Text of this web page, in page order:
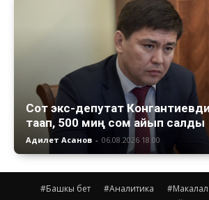
Сот экс-депутат Конгантиевди
таап, 500 миң сом айып салды
Адилет Асанов - 06.08.2026 18:00
#Башкы бет #Аналитика